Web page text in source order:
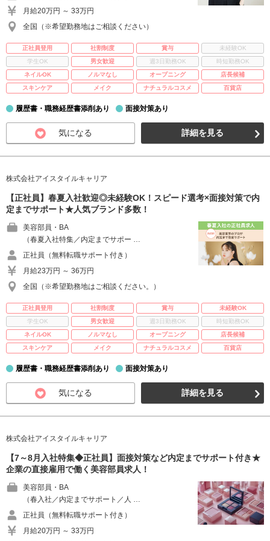
月給20万円 ～ 33万円
全国（※希望勤務地はご相談ください）
正社員登用 社割制度 賞与
未経験OK
学生OK
男女歓迎 週3日勤務OK
時短勤務OK
ネイルOK
ノルマなし オープニング
店長候補
スキンケア
メイク ナチュラルコスメ 百貨店
履歴書・職務経歴書添削あり 面接対策あり
気になる 詳細を見る
株式会社アイスタイルキャリア
【正社員】春夏入社歓迎◎未経験OK！スピード選考×面接対策で内
定までサポート★人気ブランド多数！
美容部員・BA
（春夏入社特集／内定までサポー …
正社員（無料転職サポート付き）
月給23万円 ～ 36万円
全国（※希望勤務地はご相談ください。）
正社員登用 社割制度 賞与
未経験OK
学生OK
男女歓迎 週3日勤務OK
時短勤務OK
ネイルOK
ノルマなし オープニング
店長候補
スキンケア
メイク ナチュラルコスメ 百貨店
履歴書・職務経歴書添削あり 面接対策あり
気になる 詳細を見る
株式会社アイスタイルキャリア
【7～8月入社特集◆正社員】面接対策など内定までサポート付き★
企業の直接雇用で働く美容部員求人！
美容部員・BA
（春入社／内定までサポート／人 …
正社員（無料転職サポート付き）
月給20万円 ～ 33万円